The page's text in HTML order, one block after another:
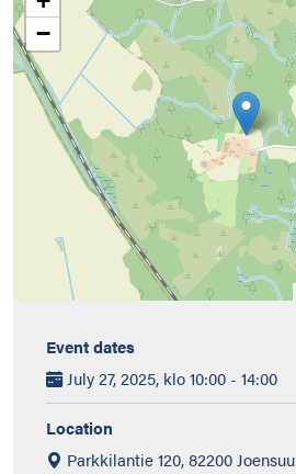
−
Event dates
July 27, 2025, klo 10:00 - 14:00
Location
Parkkilantie 120, 82200 Joensuu